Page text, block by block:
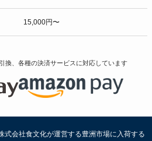
15,000円〜
換、各種の決済サービスに対応しています
式会社食文化が運営する豊洲市場に入荷する